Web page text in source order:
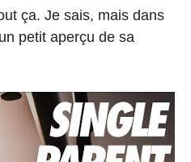
ça. Je sais, mais dans
petit aperçu de sa